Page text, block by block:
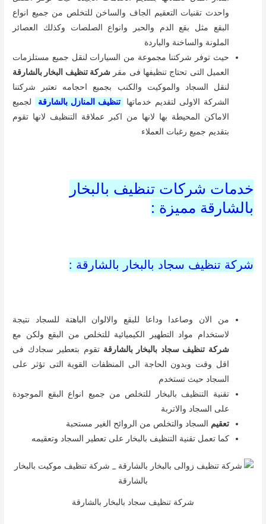
واحدث تقنيات التعقيم الجاف والساخن للتخلص من جميع انواع
البقع مثل بقع الدم والحبر وانواع الصلصات وكذلك العصائر
الملونة والساخنة والباردة
حيث توفر شركتنا مجموعة من السيارات لنقل جميع مستلزمات
العميل التى تحتاج تنظيفها فى مقر شركة تنظيف البخار بالشارقة
لنقل السجاد والموكيت والكنب بجميع احجامه تعتبر شركتنا
الشركة الاولى لتقديم خدماتها
تنظيف المنازل بالشارقة
لجميع
الاماكن المحيطة بها لانها من اكبر عملاقة التنظيف لانها تقوم
بتقديم جميع رغبات العملاء
خدمات شركات تنظيف بالبخار
بالشارقة مميزة :
شركة تنظيف سجاد بالبخار بالشارقة :
من الان وصاعدا وداعا للبقع والالوان الباهتة للسجاد نتيجة
لاستخدام مواد التطهير الكيميائية للتخلص من البقع ولكن مع
شركة تنظيف سجاد بالبخار بالشارقة تقوم بتعطير سجادك فى
اقل وقت وبدون الحاجة الى المنظفات القوية التى تؤثر على
السجاد حيث تستخدم
تقنية التنظيف بالبخار للتخلص من جميع انواع البقع الموجودة
على السجاد والاتربة
تعقيم السجاد والتخلص من الروائح الغير مستحبة
كما تعمل تقنية التنظيف بالبخار على تعطير السجاد وتعقيمه
شركة تنظيف سجاد بالبخار بالشارقة